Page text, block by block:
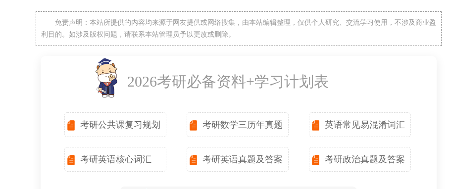
免责声明：本站所提供的内容均来源于网友提供或网络搜集，由本站编辑整理，仅供个人研究、交流学习使用，不涉及商业盈
利目的。如涉及版权问题，请联系本站管理员予以更改或删除。
2026考研必备资料+学习计划表
考研公共课复习规划 考研数学三历年真题 英语常见易混淆词汇
考研英语核心词汇 考研英语真题及答案 考研政治真题及答案